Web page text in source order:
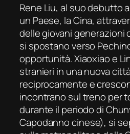
Rene Liu, al suo debutto
un Paese, la Cina,
delle giovani generazioni
si spostano verso
opportunità. Xiaoxiao e
stranieri in una nuova
reciprocamente e
incontrano sul treno per
durante il periodo di
Capodanno cinese), si